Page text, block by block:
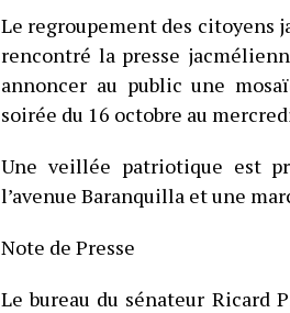
Le regroupement des citoyens
rencontré la presse
annoncer au public une
soirée du 16 octobre au
Une veillée patriotique est
l’avenue Baranquilla et une
Note de Presse
Le bureau du sénateur